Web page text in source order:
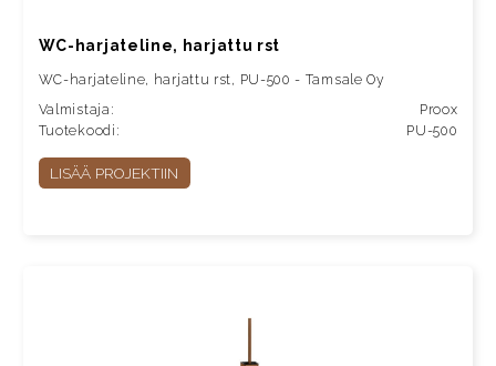
WC-harjateline, harjattu rst
WC-harjateline, harjattu rst, PU-500 - Tamsale Oy
Valmistaja:
Proox
Tuotekoodi:
PU-500
LISÄÄ PROJEKTIIN